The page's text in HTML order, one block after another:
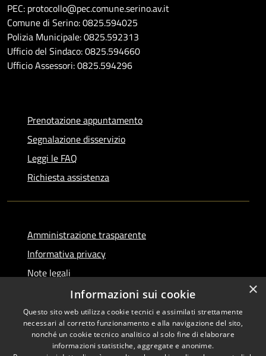
PEC: protocollo@pec.comune.serino.av.it
Comune di Serino: 0825.594025
Polizia Municipale: 0825.592313
Ufficio del Sindaco: 0825.594660
Ufficio Assessori: 0825.594296
Prenotazione appuntamento
Segnalazione disservizio
Leggi le FAQ
Richiesta assistenza
Amministrazione trasparente
Informativa privacy
Note legali
Dichiarazione di accessibilità
RSS Copyright © 2026 • Comune di
×
Informazioni sui cookie
Questo sito web utilizza cookie tecnici e assimilati strettamente
necessari al corretto funzionamento e alla navigazione del sito,
nonché un cookie tecnico analitico al solo fine di elaborare
informazioni statistiche, aggregate e anonime.